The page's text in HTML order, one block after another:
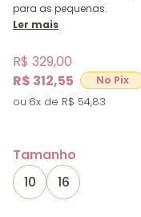
para as pequenas.
Ler mais
R$ 312,55
R$ 329,00
6x R$ 54,83
Tamanho
10
16